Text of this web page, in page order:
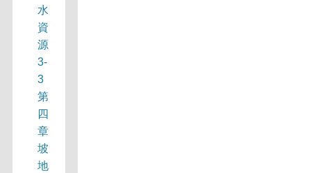
水
資
源
3-
3
第
四
章
坡
地